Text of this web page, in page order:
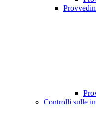
Controlli sulle